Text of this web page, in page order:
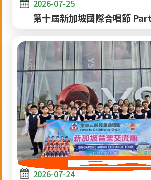
2026-07-25
第十屆新加坡國際合唱節
2026-07-24